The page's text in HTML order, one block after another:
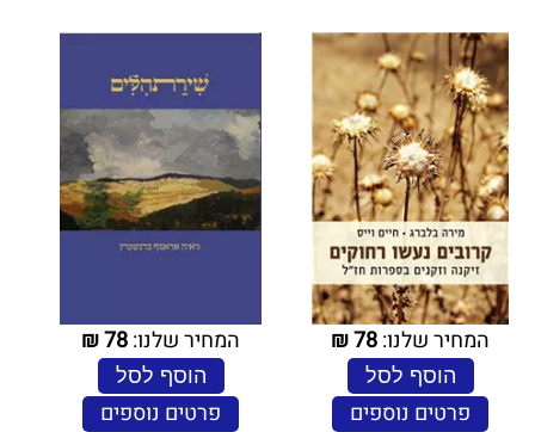
המחיר שלנו:78
₪
הוסף לסל
פרטים נוספים
המחיר שלנו:78
₪
הוסף לסל
פרטים נוספים